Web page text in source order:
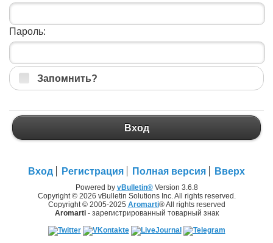
Пароль:
Запомнить?
Вход
Вход Регистрация Полная версия Вверх
Powered by vBulletin®Version 3.6.8
Copyright © 2026 vBulletin Solutions Inc. All rights reserved.
Copyright © 2005-2025 Aromarti® All rights reserved
Aromarti- зарегистрированный товарный знак